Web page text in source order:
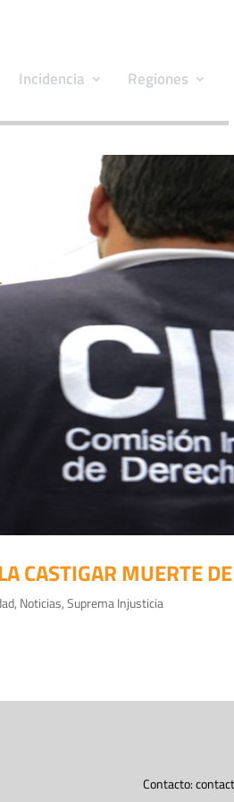
Incidencia Regiones
CASTIGAR MUERTE
, Noticias,Suprema Injusticia
Contacto: